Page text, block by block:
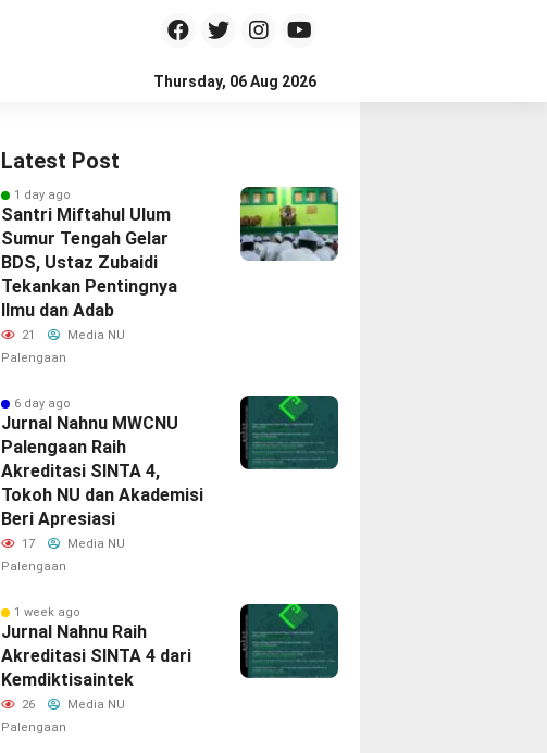
Thursday, 06 Aug 2026
Latest Post
1 day ago
Santri Miftahul Ulum
Sumur Tengah Gelar
BDS, Ustaz Zubaidi
Tekankan Pentingnya
Ilmu dan Adab
21
Media NU
Palengaan
6 day ago
Jurnal Nahnu MWCNU
Palengaan Raih
Akreditasi SINTA 4,
Tokoh NU dan Akademisi
Beri Apresiasi
17
Media NU
Palengaan
1 week ago
Jurnal Nahnu Raih
Akreditasi SINTA 4 dari
Kemdiktisaintek
26
Media NU
Palengaan